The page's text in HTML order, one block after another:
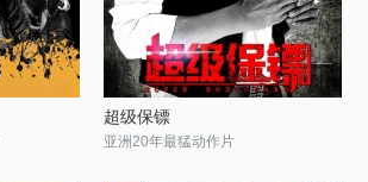
超级保镖
亚洲20年最猛动作片